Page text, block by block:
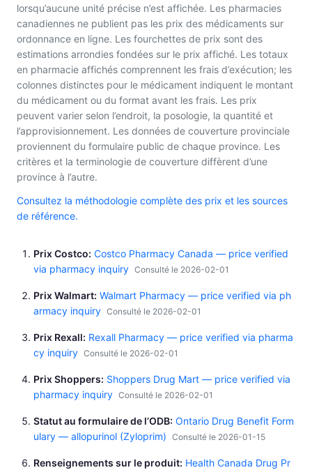
lorsqu’aucune unité précise n’est affichée. Les pharmacies
canadiennes ne publient pas les prix des médicaments sur
ordonnance en ligne. Les fourchettes de prix sont des
estimations arrondies fondées sur le prix affiché. Les totaux
en pharmacie affichés comprennent les frais d’exécution; les
colonnes distinctes pour le médicament indiquent le montant
du médicament ou du format avant les frais. Les prix
peuvent varier selon l’endroit, la posologie, la quantité et
l’approvisionnement. Les données de couverture provinciale
proviennent du formulaire public de chaque province. Les
critères et la terminologie de couverture diffèrent d’une
province à l’autre.
Consultez la méthodologie complète des prix et les sources
de référence.
Prix Costco Costco Pharmacy Canada — price verified
via pharmacy inquiry Consulté le 2026-02-01
Prix Walmart Walmart Pharmacy — price verified via ph
armacy inquiry Consulté le 2026-02-01
Prix Rexall Rexall Pharmacy — price verified via pharma
cy inquiry Consulté le 2026-02-01
Prix Shoppers Shoppers Drug Mart — price verified via
pharmacy inquiry Consulté le 2026-02-01
Statut au formulaire de l’ODB Ontario Drug Benefit Form
ulary — allopurinol (Zyloprim) Consulté le 2026-01-15
Renseignements sur le produit Health Canada Drug Pr